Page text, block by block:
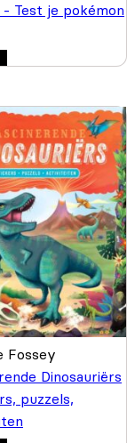
- Test je pokémon
Fossey
Dinosauriërs
puzzels,